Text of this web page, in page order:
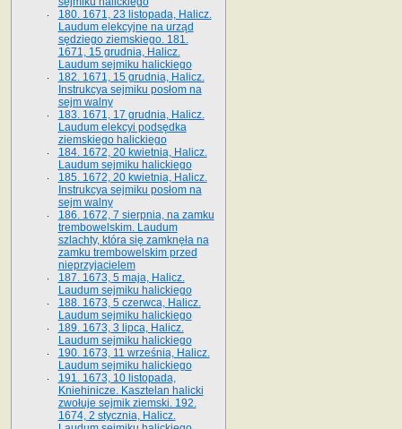
180. 1671, 23 listopada, Halicz.
Laudum elekcyjne na urząd
sędziego ziemskiego. 181.
1671, 15 grudnia, Halicz.
Laudum sejmiku halickiego
182. 1671, 15 grudnia, Halicz.
Instrukcya sejmiku posłom na
sejm walny
183. 1671, 17 grudnia, Halicz.
Laudum elekcyi podsędka
ziemskiego halickiego
184. 1672, 20 kwietnia, Halicz.
Laudum sejmiku halickiego
185. 1672, 20 kwietnia, Halicz.
Instrukcya sejmiku posłom na
sejm walny
186. 1672, 7 sierpnia, na zamku
trembowelskim. Laudum
szlachty, która się zamknęła na
zamku trembowelskim przed
nieprzyjacielem
187. 1673, 5 maja, Halicz.
Laudum sejmiku halickiego
188. 1673, 5 czerwca, Halicz.
Laudum sejmiku halickiego
189. 1673, 3 lipca, Halicz.
Laudum sejmiku halickiego
190. 1673, 11 września, Halicz.
Laudum sejmiku halickiego
191. 1673, 10 listopada,
Kniehinicze. Kasztelan halicki
zwołuje sejmik ziemski. 192.
1674, 2 stycznia, Halicz.